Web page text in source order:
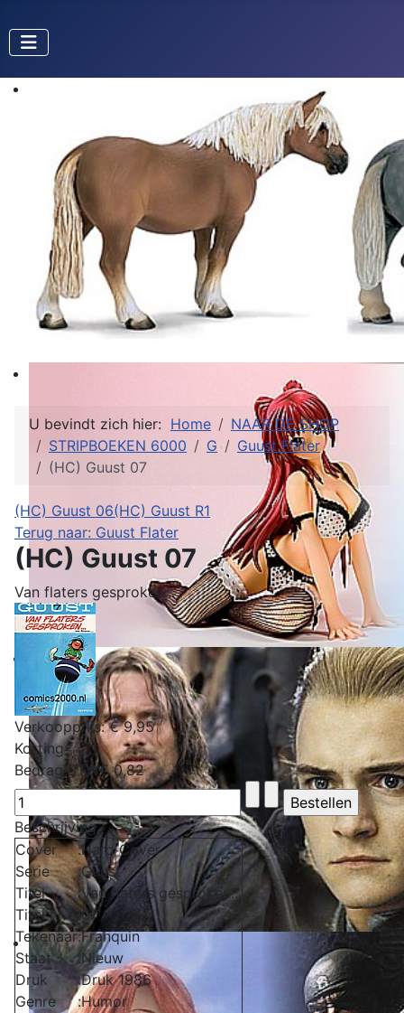
U bevindt zich hier: Home
NAAR DE SHOP
STRIPBOEKEN 6000
G
Guust Flater
(HC) Guust 07
(HC) Guust 06(HC) Guust R1
Terug naar: Guust Flater
(HC) Guust 07
Van flaters gesproken...
Verkoopprijs:€ 9,95
Korting
Bedrag BTW€ 0,82
Beschrijving
Cover
:Hard Cover
Serie
:Guust
Titel
:Van flaters gesproken...
Titel nr.
:07
Tekenaar:Franquin
Staat
: Nieuw
Druk
:Druk 1986
Genre
:Humor